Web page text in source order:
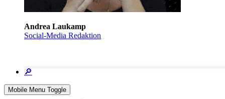
Andrea Laukamp
Social-Media Redaktion
🔎
Mobile Menu Toggle